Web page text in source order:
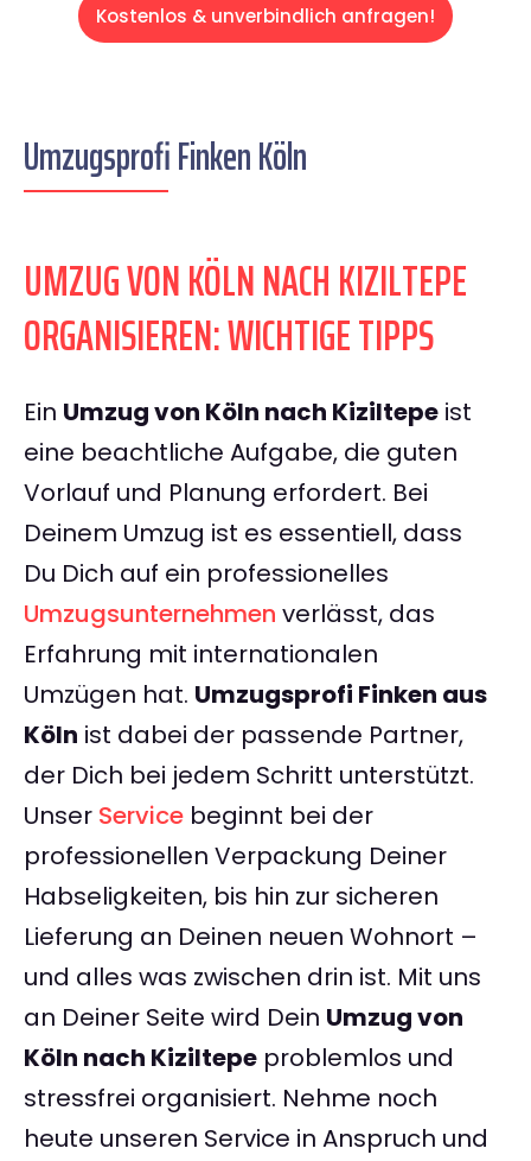
Kostenlos & unverbindlich anfragen!
Umzugsprofi Finken Köln
UMZUG VON KÖLN NACH KIZILTEPE
ORGANISIEREN: WICHTIGE TIPPS
Ein Umzug von Köln nach Kiziltepe ist
eine beachtliche Aufgabe, die guten
Vorlauf und Planung erfordert. Bei
Deinem Umzug ist es essentiell, dass
Du Dich auf ein professionelles
Umzugsunternehmen verlässt, das
Erfahrung mit internationalen
Umzügen hat. Umzugsprofi Finken aus
Köln ist dabei der passende Partner,
der Dich bei jedem Schritt unterstützt.
Unser Service beginnt bei der
professionellen Verpackung Deiner
Habseligkeiten, bis hin zur sicheren
Lieferung an Deinen neuen Wohnort –
und alles was zwischen drin ist. Mit uns
an Deiner Seite wird Dein Umzug von
Köln nach Kiziltepe problemlos und
stressfrei organisiert. Nehme noch
heute unseren Service in Anspruch und